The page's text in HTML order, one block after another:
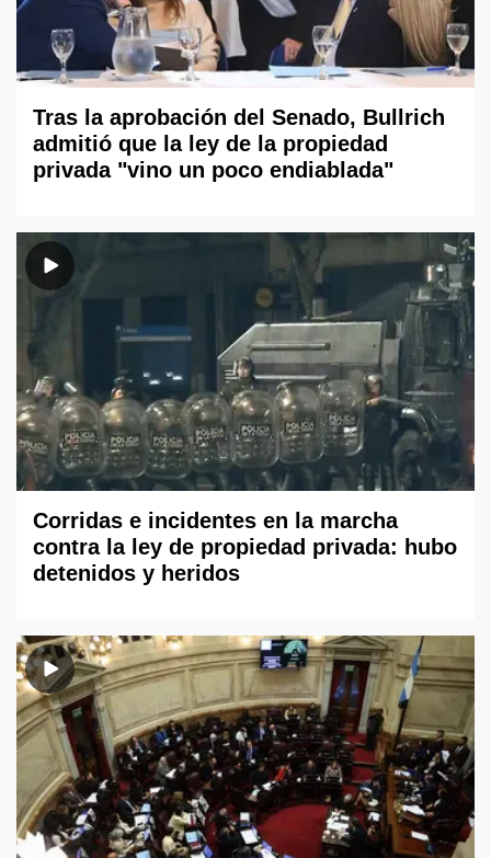
Tras la aprobación del Senado, Bullrich
admitió que la ley de la propiedad
privada "vino un poco endiablada"
Corridas e incidentes en la marcha
contra la ley de propiedad privada: hubo
detenidos y heridos